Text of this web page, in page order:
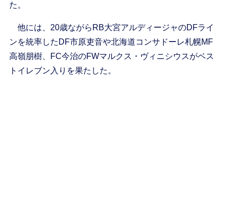
た。
他には、20歳ながらRB大宮アルディージャのDFライ
ンを統率したDF市原吏音や北海道コンサドーレ札幌MF
高嶺朋樹、FC今治のFWマルクス・ヴィニシウスがベス
トイレブン入りを果たした。